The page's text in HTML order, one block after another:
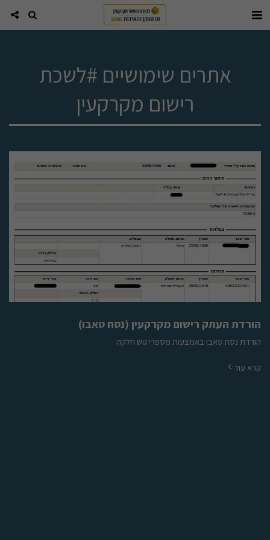
אתרים שימושיים #לשכת
רישום מקרקעין
הורדת העתק רישום מקרקעין (נסח טאבו)
הורדת נסח טאבו באמצעות מספרי גוש חלקה
קרא עוד